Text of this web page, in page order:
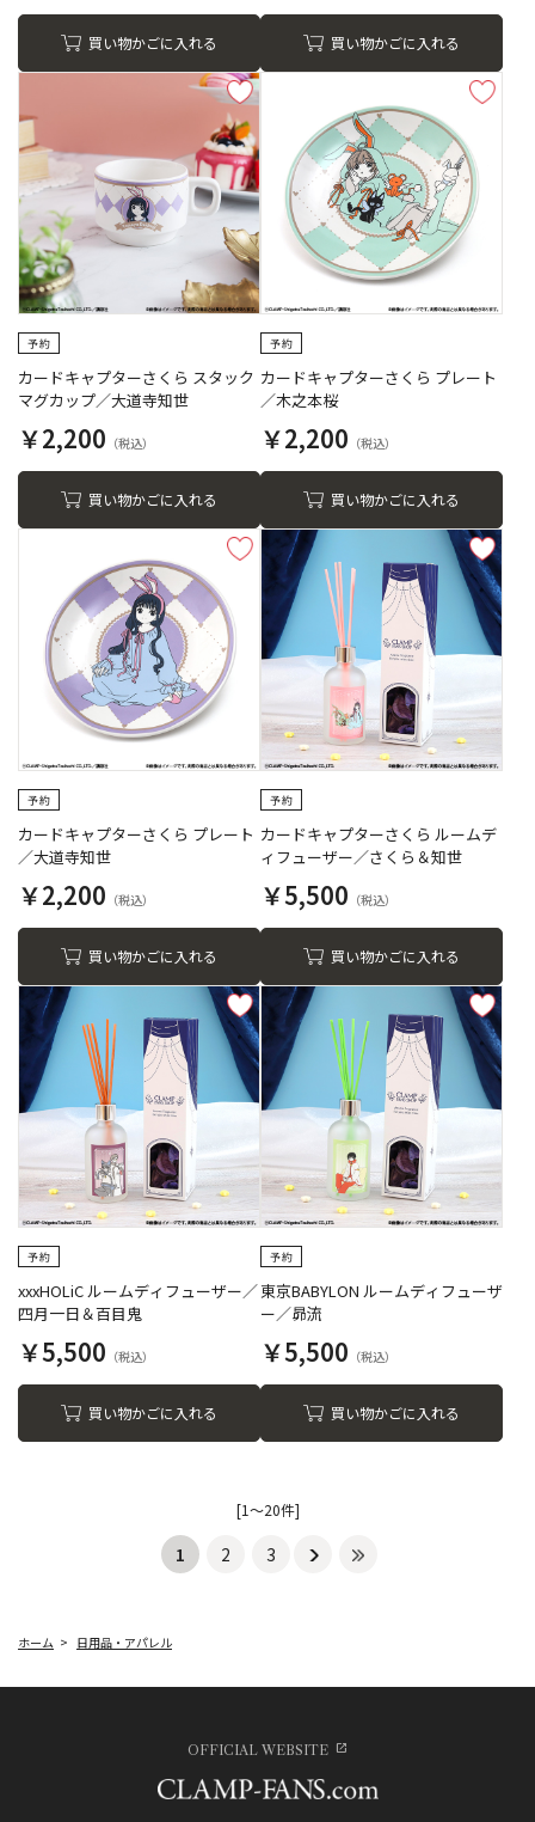
買い物かごに入れる 買い物かごに入れる
カードキャプターさくら スタック
マグカップ／大道寺知世
￥2,200
買い物かごに入れる
カードキャプターさくら プレート
／木之本桜
￥2,200
買い物かごに入れる
カードキャプターさくら プレート
／大道寺知世
￥2,200
買い物かごに入れる
カードキャプターさくら ルームデ
ィフューザー／さくら＆知世
￥5,500
買い物かごに入れる
xxxHOLiC ルームディフューザー／
四月一日＆百目鬼
￥5,500
買い物かごに入れる
東京BABYLON ルームディフューザ
ー／昴流
￥5,500
買い物かごに入れる
[1～20件]
1 2 3
ホーム > 日用品・アパレル
OFFICIAL WEBSITE